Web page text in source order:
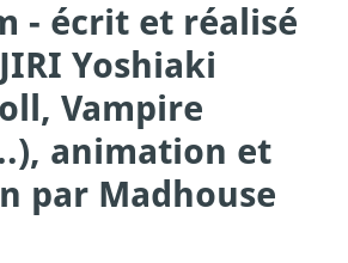
- écrit et réalisé
Yoshiaki
Vampire
animation et
par Madhouse